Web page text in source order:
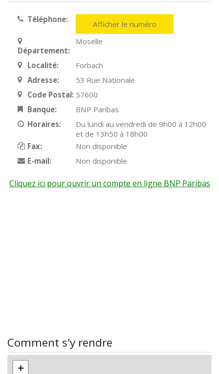
Téléphone: Afficher le numéro
Département:
Moselle
Localité:
Forbach
Adresse:
53 Rue Nationale
Code Postal: 57600
Banque:
BNP Paribas
Horaires:
Du lundi au vendredi de 9h00 à 12h00
et de 13h50 à 18h00
Fax:
Non disponible
E-mail:
Non disponible
Cliquez ici pour ouvrir un compte en ligne BNP Paribas
Comment s'y rendre
+